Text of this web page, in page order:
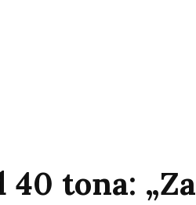
40 tona: „Za